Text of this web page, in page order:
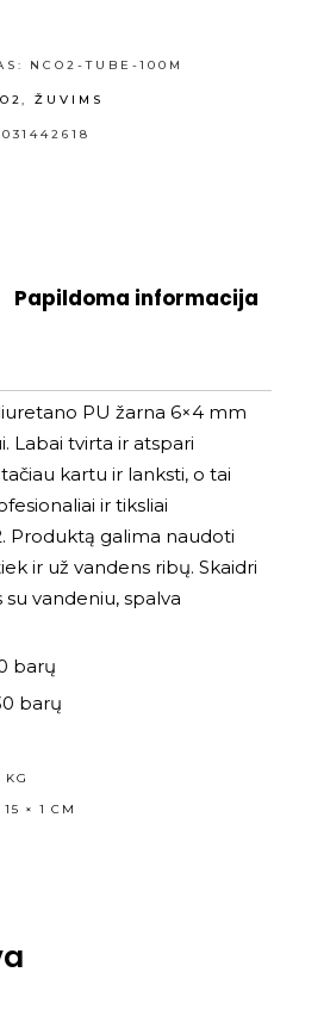
NCO2-TUBE-100M
,ŽUVIMS
Papildoma informacija
PU žarna 6×4 mm
Labai tvirta ir atspari
kartu ir lanksti, o tai
ir tiksliai
Produktą galima naudoti
ir už vandens ribų. Skaidri
su vandeniu, spalva
barų
barų
KG
× 1 CM